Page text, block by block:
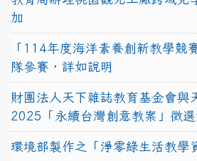
加
「114年度海洋素養創新教學競
隊參賽，詳如說明
財團法人天下雜誌教育基金會與
2025「永續台灣創意教案」徵選
環境部製作之「淨零綠生活教學